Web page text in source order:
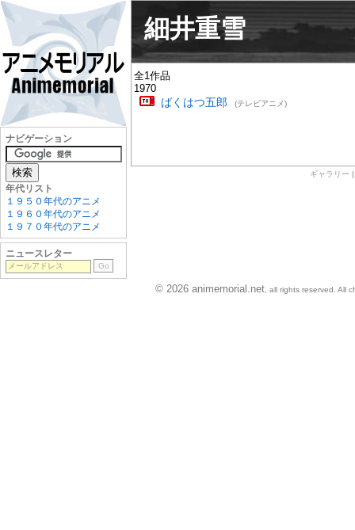
細井重雪
全1作品
1970
ばくはつ五郎 (テレビアニメ)
ギャラリー
ナビゲーション
年代リスト
１９５０年代のアニメ
１９６０年代のアニメ
１９７０年代のアニメ
ニュースレター
© 2026 animemorial.net , all rights reserved. All